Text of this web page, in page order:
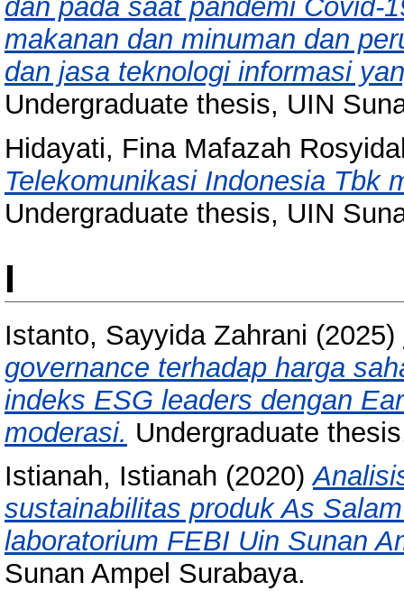
dan pada saat pandemi Covid-
makanan dan minuman dan
dan jasa teknologi informasi
Undergraduate thesis, UIN
Hidayati, Fina Mafazah
Telekomunikasi Indonesia Tbk
Undergraduate thesis, UIN
I
Istanto, Sayyida Zahrani (2025)
governance terhadap harga
indeks ESG leaders dengan
moderasi. Undergraduate
Istianah, Istianah (2020)
sustainabilitas produk As
laboratorium FEBI Uin Sunan
Sunan Ampel Surabaya.